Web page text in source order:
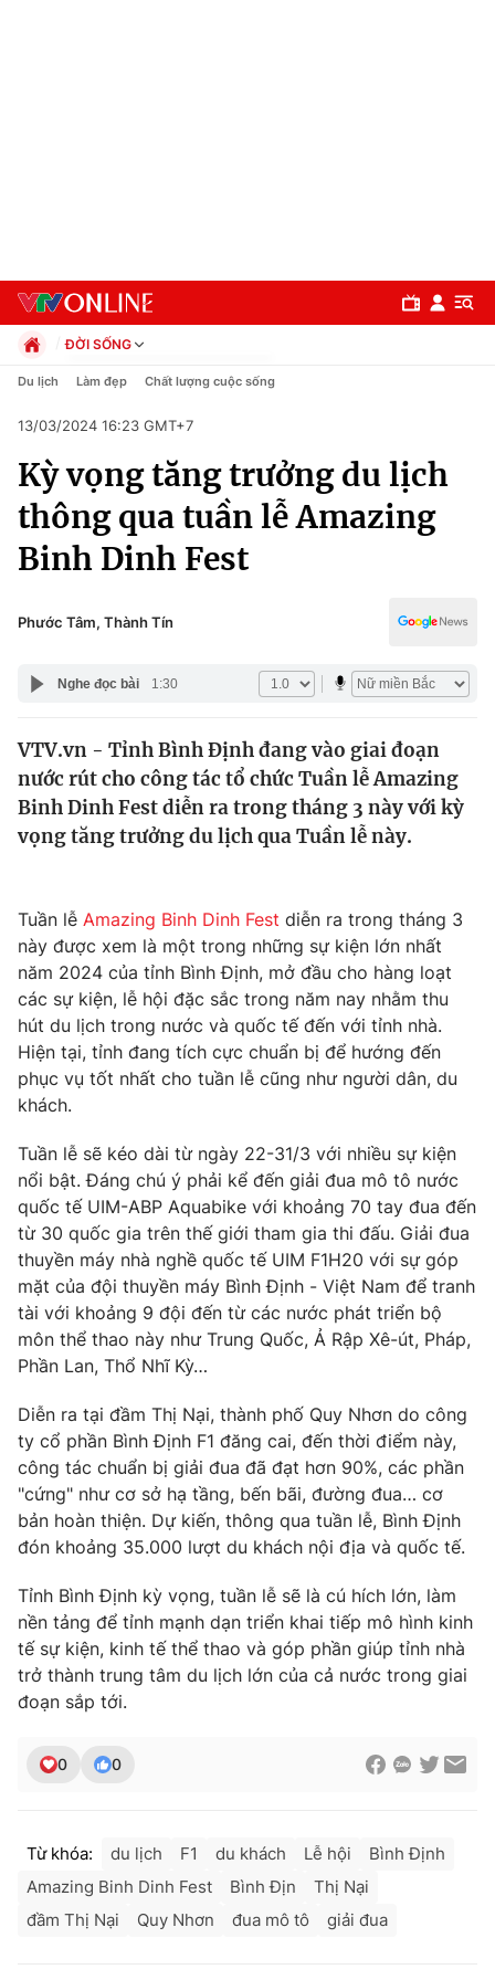
Chuyên mục
Chính trị
Xã hội
Pháp luật
Y tế
Thế giới
Tin tức
Thế giới đó đây
Kinh tế
Thị trường
Góc doanh nghiệp
Truyền hình
Phim VTV
Hậu trường
Nhân vật
Giải sao mai
Giải trí
Điện ảnh
Âm nhạc
Sao
Đời sống
Làm đẹp
Chất lượng cuộc sống
Giáo dục
Tuyển sinh
Học trực tuyến
Công nghệ
Hitech Công nghệ tương lai
Sản phẩm
Thị trường
Giao lưu trực tuyến
Lịch phát sóng
Chuyên mục khác
Emagazine Podcast
Photo Infographic
Video Shorts video
VTV Money VTV Thể thao
VTV Sức khoẻ
Thị trường 24h Tấm lòng Việt
VTV4 Vươn mình bằng AI
VTV9
ĐỜI SỐNG
Chính trị
Pháp luật
Kinh tế
Thể thao
Truyền hình
Văn hóa - Giải trí
Công nghệ
Du lịch Làm đẹp Chất lượng cuộc sống
13/03/2024 16:23 GMT+7
Kỳ vọng tăng trưởng du lịch
thông qua tuần lễ Amazing
Binh Dinh Fest
Phước Tâm, Thành Tín
Nghe đọc bài 1:30
VTV.vn - Tỉnh Bình Định đang vào giai đoạn
nước rút cho công tác tổ chức Tuần lễ Amazing
Binh Dinh Fest diễn ra trong tháng 3 này với kỳ
vọng tăng trưởng du lịch qua Tuần lễ này.
Tuần lễ Amazing Binh Dinh Fest diễn ra trong tháng 3
này được xem là một trong những sự kiện lớn nhất
năm 2024 của tỉnh Bình Định, mở đầu cho hàng loạt
các sự kiện, lễ hội đặc sắc trong năm nay nhằm thu
hút du lịch trong nước và quốc tế đến với tỉnh nhà.
Hiện tại, tỉnh đang tích cực chuẩn bị để hướng đến
phục vụ tốt nhất cho tuần lễ cũng như người dân, du
khách.
Tuần lễ sẽ kéo dài từ ngày 22-31/3 với nhiều sự kiện
nổi bật. Đáng chú ý phải kể đến giải đua mô tô nước
quốc tế UIM-ABP Aquabike với khoảng 70 tay đua đến
từ 30 quốc gia trên thế giới tham gia thi đấu. Giải đua
thuyền máy nhà nghề quốc tế UIM F1H20 với sự góp
mặt của đội thuyền máy Bình Định - Việt Nam để tranh
tài với khoảng 9 đội đến từ các nước phát triển bộ
môn thể thao này như Trung Quốc, Ả Rập Xê-út, Pháp,
Phần Lan, Thổ Nhĩ Kỳ…
Diễn ra tại đầm Thị Nại, thành phố Quy Nhơn do công
ty cổ phần Bình Định F1 đăng cai, đến thời điểm này,
công tác chuẩn bị giải đua đã đạt hơn 90%, các phần
"cứng" như cơ sở hạ tầng, bến bãi, đường đua… cơ
bản hoàn thiện. Dự kiến, thông qua tuần lễ, Bình Định
đón khoảng 35.000 lượt du khách nội địa và quốc tế.
Tỉnh Bình Định kỳ vọng, tuần lễ sẽ là cú hích lớn, làm
nền tảng để tỉnh mạnh dạn triển khai tiếp mô hình kinh
tế sự kiện, kinh tế thể thao và góp phần giúp tỉnh nhà
trở thành trung tâm du lịch lớn của cả nước trong giai
đoạn sắp tới.
0 0
Từ khóa: du lịch F1 du khách Lễ hội
Bình Định
Amazing Binh Dinh Fest
Bình Địn
Thị Nại
đầm Thị Nại
Quy Nhơn đua mô tô giải đua